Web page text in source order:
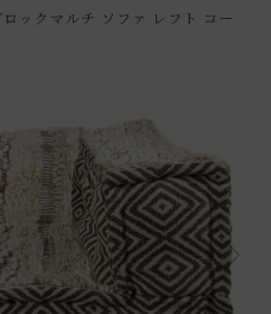
ックマルチ ソファ レフト コー